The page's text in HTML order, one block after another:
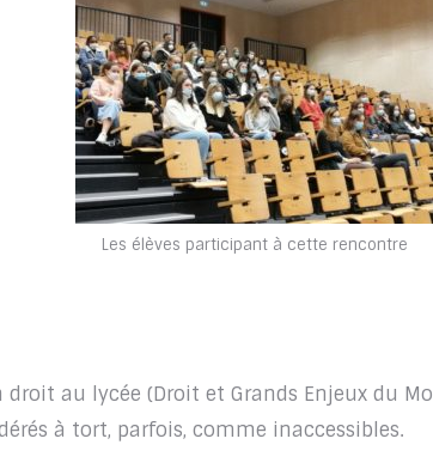
Les élèves participant à cette rencontre
au lycée (Droit et Grands Enjeux du
à tort, parfois, comme inaccessibles.